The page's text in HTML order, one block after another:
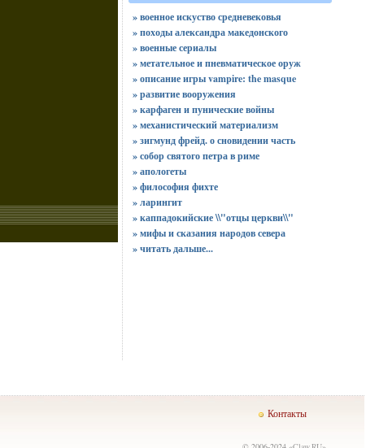
» военное искуство средневековья
» походы александра македонского
» военные сериалы
» метательное и пневматическое оруж
» описание игры vampire: the masque
» развитие вооружения
» карфаген и пунические войны
» механистический материализм
» зигмунд фрейд. о сновидении часть
» собор святого петра в риме
» апологеты
» философия фихте
» ларингит
» каппадокийские \\"отцы церкви\\"
» мифы и сказания народов севера
»читать дальше...
Контакты